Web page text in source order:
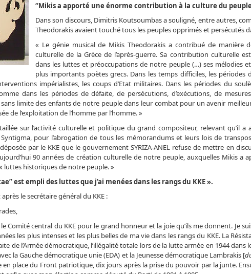
“Mikis a apporté une énorme contribution à la culture du
Dans son discours, Dimitris Koutsoumbas a souligné, entre autres,
Theodorakis avaient touché tous les peuples opprimés et persécutés
« Le génie musical de Mikis Theodorakis a contribué de manière
culturelle de la Grèce de l’après-guerre. Sa contribution culturelle
dans les luttes et préoccupations de notre peuple (…) ses mélodies
plus importants poètes grecs. Dans les temps difficiles, les périodes
impérialistes, les coups d’Etat militaires. Dans les périodes du
dans les périodes de défaite, de persécutions, d’exécutions, de
limite des enfants de notre peuple dans leur combat pour un avenir
de l’exploitation de l’homme par l’homme. »
sur l’activité culturelle et politique du grand compositeur, relevant qu’il a
pour l’abrogation de tous les mémorandums et leurs lois de
par le KKE que le gouvernement SYRIZA-ANEL refuse de mettre en
90 années de création culturelle de notre peuple, auxquelles Mikis a
luttes historiques de notre peuple. »
est empli des luttes que j’ai menées dans les rangs du KKE ».
le secrétaire général du KKE :
Comité central du KKE pour le grand honneur et la joie qu’ils me donnent. Je
les plus intenses et les plus belles de ma vie dans les rangs du KKE. La
de l’Armée démocratique, l’illégalité totale lors de la lutte armée en 1944 dans
la Gauche démocratique unie (EDA) et la Jeunesse démocratique Lambrakis [
en place du Front patriotique, dix jours après la prise du pouvoir par la junte.